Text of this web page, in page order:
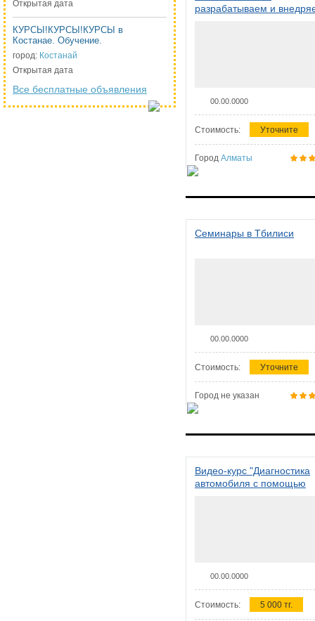
Открытая дата
КУРСЫ!КУРСЫ!КУРСЫ в
Костанае. Обучение.
город: Костанай
Открытая дата
Все бесплатные объявления
разрабатываем и
00.00.0000
Стоимость: Уточните
Город Алматы
Семинары в Тбилиси
00.00.0000
Стоимость: Уточните
Город не указан
Видео-курс "Диагностика
автомобиля с помощью
00.00.0000
Стоимость: 5 000 тг.